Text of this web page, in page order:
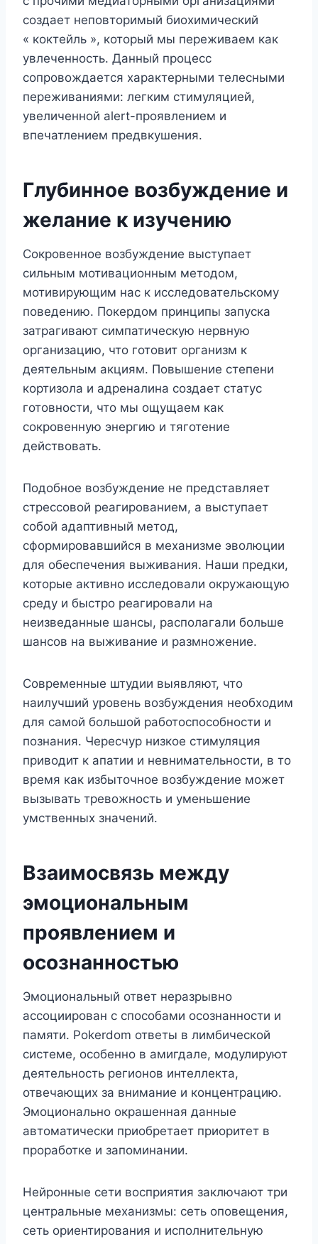
создает неповторимый биохимический
« коктейль », который мы переживаем как
увлеченность. Данный процесс
сопровождается характерными телесными
переживаниями: легким стимуляцией,
увеличенной alert-проявлением и
впечатлением предвкушения.
Глубинное возбуждение и
желание к изучению
Сокровенное возбуждение выступает
сильным мотивационным методом,
мотивирующим нас к исследовательскому
поведению. Покердом принципы запуска
затрагивают симпатическую нервную
организацию, что готовит организм к
деятельным акциям. Повышение степени
кортизола и адреналина создает статус
готовности, что мы ощущаем как
сокровенную энергию и тяготение
действовать.
Подобное возбуждение не представляет
стрессовой реагированием, а выступает
собой адаптивный метод,
сформировавшийся в механизме эволюции
для обеспечения выживания. Наши предки,
которые активно исследовали окружающую
среду и быстро реагировали на
неизведанные шансы, располагали больше
шансов на выживание и размножение.
Современные штудии выявляют, что
наилучший уровень возбуждения необходим
для самой большой работоспособности и
познания. Чересчур низкое стимуляция
приводит к апатии и невнимательности, в то
время как избыточное возбуждение может
вызывать тревожность и уменьшение
умственных значений.
Взаимосвязь между
эмоциональным
проявлением и
осознанностью
Эмоциональный ответ неразрывно
ассоциирован с способами осознанности и
памяти. Pokerdom ответы в лимбической
системе, особенно в амигдале, модулируют
деятельность регионов интеллекта,
отвечающих за внимание и концентрацию.
Эмоционально окрашенная данные
автоматически приобретает приоритет в
проработке и запоминании.
Нейронные сети восприятия заключают три
центральные механизмы: сеть оповещения,
сеть ориентирования и исполнительную